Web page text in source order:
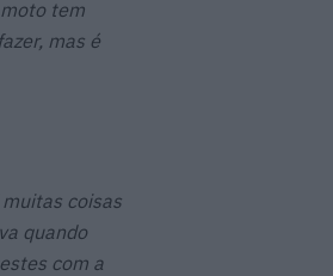
tem
mas é
coisas
quando
com a